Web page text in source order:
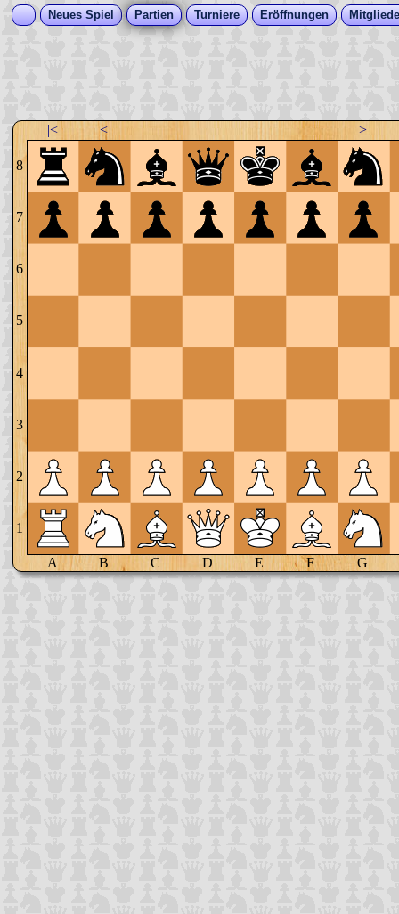
Neues Spiel Partien Turniere Eröffnungen
|< < >
8
7
6
5
4
3
2
1
A B C D E F G